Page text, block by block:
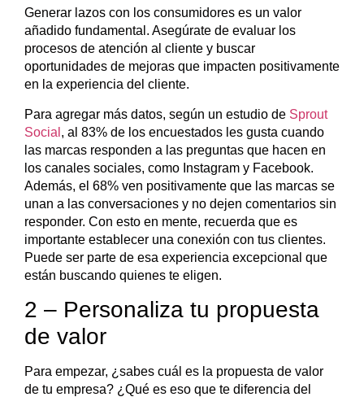
Generar lazos con los consumidores es un valor
añadido fundamental. Asegúrate de evaluar los
procesos de atención al cliente y buscar
oportunidades de mejoras que impacten positivamente
en la experiencia del cliente.
Para agregar más datos, según un estudio de Sprout
Social , al 83% de los encuestados les gusta cuando
las marcas responden a las preguntas que hacen en
los canales sociales, como Instagram y Facebook.
Además, el 68% ven positivamente que las marcas se
unan a las conversaciones y no dejen comentarios sin
responder. Con esto en mente, recuerda que es
importante establecer una conexión con tus clientes.
Puede ser parte de esa experiencia excepcional que
están buscando quienes te eligen.
2 – Personaliza tu propuesta
de valor
Para empezar, ¿sabes cuál es la propuesta de valor
de tu empresa? ¿Qué es eso que te diferencia del